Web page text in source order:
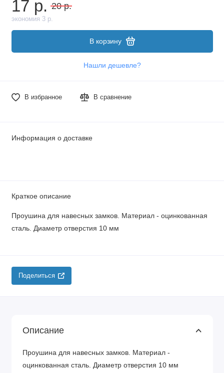
17 р. 20 р.
экономия 3 р.
В корзину
Нашли дешевле?
В избранное В сравнение
Информация о доставке
Краткое описание
Проушина для навесных замков. Материал - оцинкованная
сталь. Диаметр отверстия 10 мм
Поделиться
Описание
Проушина для навесных замков. Материал -
оцинкованная сталь. Диаметр отверстия 10 мм